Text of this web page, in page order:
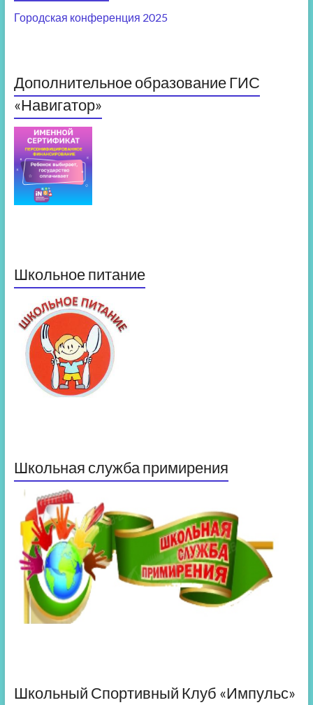
Городская конференция 2025
Дополнительное образование ГИС
«Навигатор»
Школьное питание
Школьная служба примирения
Школьный Спортивный Клуб «Импульс»